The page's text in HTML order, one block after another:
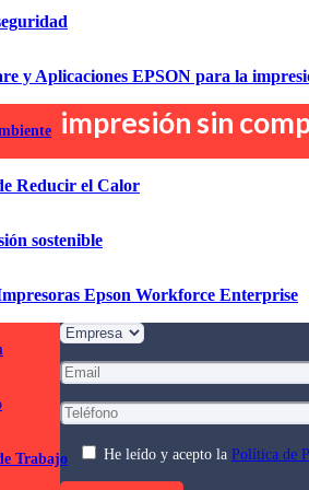
y Aplicaciones EPSON para la
Reducir el Calor
sostenible
Epson Workforce Enterprise
Trabajo
flexibles que se
esta opción,
costes y mejorar
impresión sin
Pida
He leído y acepto la Política de